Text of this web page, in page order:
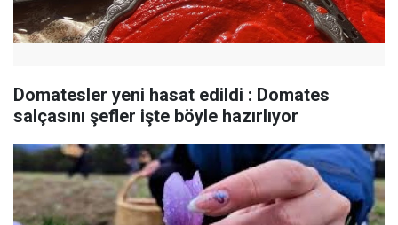
Domatesler yeni hasat edildi : Domates
salçasını şefler işte böyle hazırlıyor